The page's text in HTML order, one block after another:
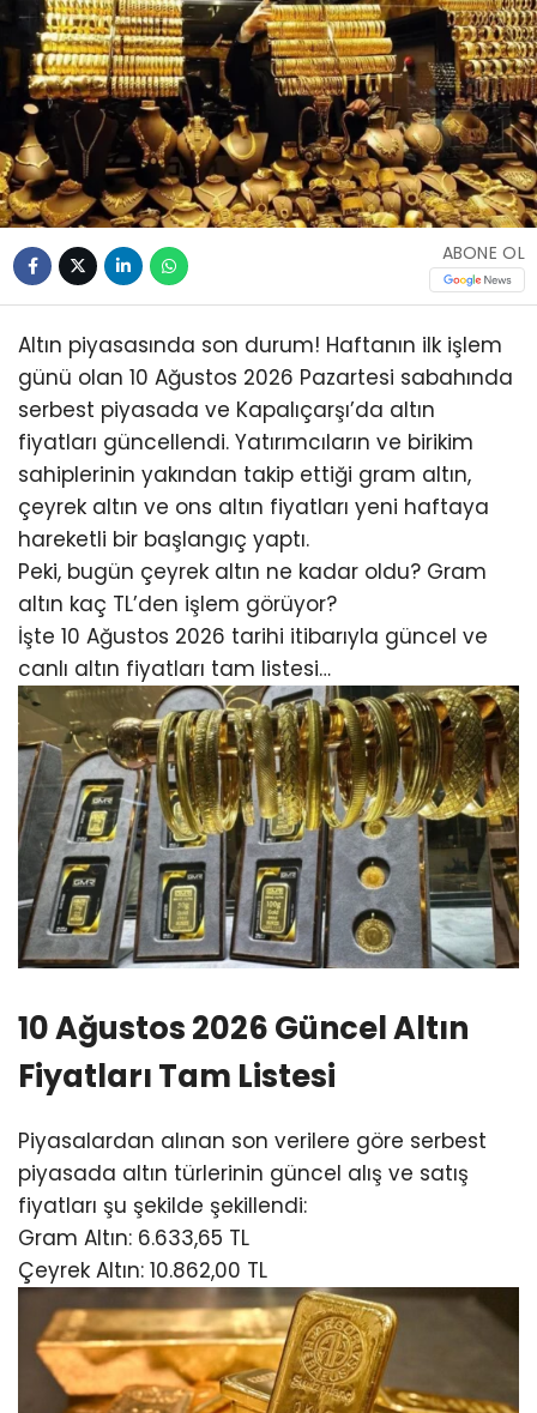
ABONE OL
Altın piyasasında son durum! Haftanın ilk işlem
günü olan 10 Ağustos 2026 Pazartesi sabahında
serbest piyasada ve Kapalıçarşı’da altın
fiyatları güncellendi. Yatırımcıların ve birikim
sahiplerinin yakından takip ettiği gram altın,
çeyrek altın ve ons altın fiyatları yeni haftaya
hareketli bir başlangıç yaptı.
Peki, bugün çeyrek altın ne kadar oldu? Gram
altın kaç TL’den işlem görüyor?
İşte 10 Ağustos 2026 tarihi itibarıyla güncel ve
canlı altın fiyatları tam listesi…
10 Ağustos 2026 Güncel Altın
Fiyatları Tam Listesi
Piyasalardan alınan son verilere göre serbest
piyasada altın türlerinin güncel alış ve satış
fiyatları şu şekilde şekillendi:
Gram Altın: 6.633,65 TL
Çeyrek Altın: 10.862,00 TL